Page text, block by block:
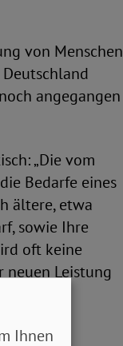
von Menschen
angegangen
„Die vom
Bedarfe eines
ältere, etwa
sowie Ihre
oft keine
Leistung
Ihnen